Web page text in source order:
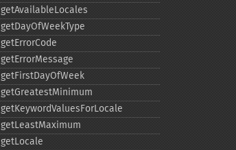
getAvailableLocales
getDayOfWeekType
getErrorCode
getErrorMessage
getFirstDayOfWeek
getGreatestMinimum
getKeywordValuesForLocale
getLeastMaximum
getLocale